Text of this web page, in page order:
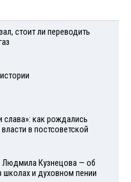
стоит ли переводить
слава»: как рождались
в постсоветской
Людмила Кузнецова — об
школах и духовном пении